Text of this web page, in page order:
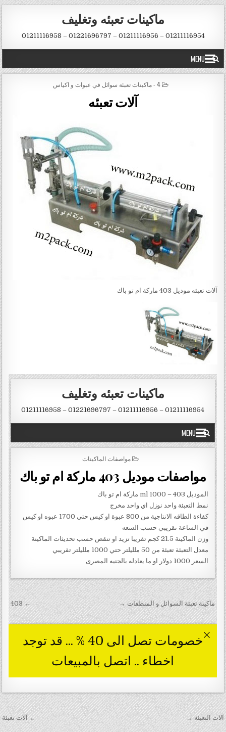
Skip to content
ماكينات تعبئه وتغليف
01211116954 – 01211116956 – 01221696797 – 01211116958
MENU
POSTED IN
4 - ماكينات تعبئة سوائل في عبوات و اكياس
آلات تعبئه
آلات تعبئه موديل 403 ماركة ام تو باك
تصفّح المقالات ← آلات تعبئة آلات التعبئه →